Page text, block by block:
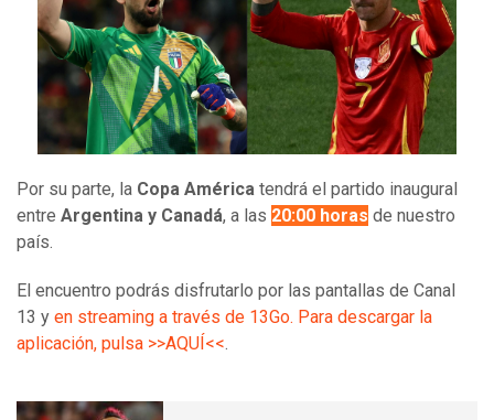
Por su parte, la Copa América tendrá el partido inaugural
entre Argentina y Canadá, a las 20:00 horas de nuestro
país.
El encuentro podrás disfrutarlo por las pantallas de Canal
13 y en streaming a través de 13Go. Para descargar la
aplicación, pulsa >>AQUÍ<<.